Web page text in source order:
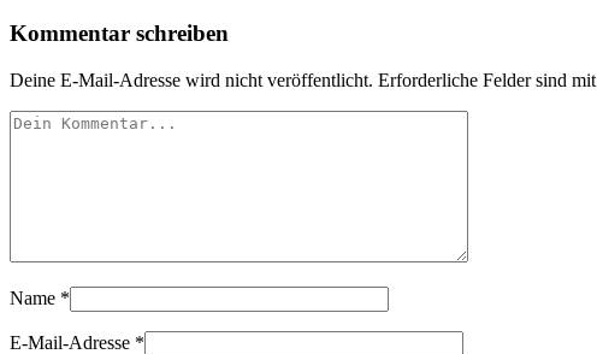
Kommentar schreiben
Deine E-Mail-Adresse wird nicht veröffentlicht. Erforderliche Felder sind mit
Name *
E-Mail-Adresse *